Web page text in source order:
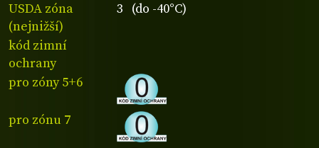
USDA zóna
(nejnižší)
3 (do -40°C)
kód zimní
ochrany
pro zóny 5+6
pro zónu 7